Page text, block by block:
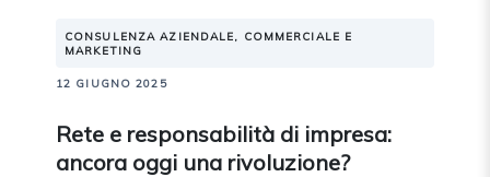
CONSULENZA AZIENDALE, COMMERCIALE E
MARKETING
12 GIUGNO 2025
Rete e responsabilità di impresa:
ancora oggi una rivoluzione?